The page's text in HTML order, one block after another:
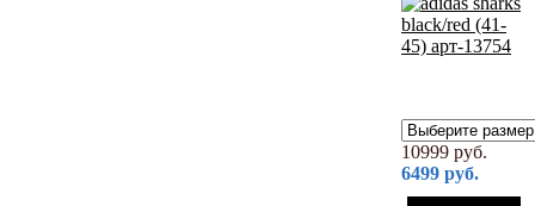
10999 руб.
6499 руб.